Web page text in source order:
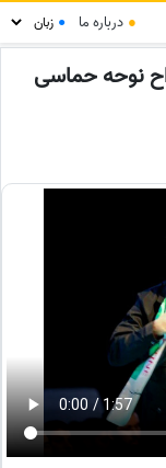
● درباره ما ●
نوحه حماسی